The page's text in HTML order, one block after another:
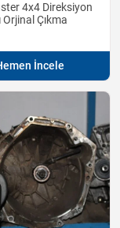
4x4 Direksiyon
Orjinal Çıkma
İncele